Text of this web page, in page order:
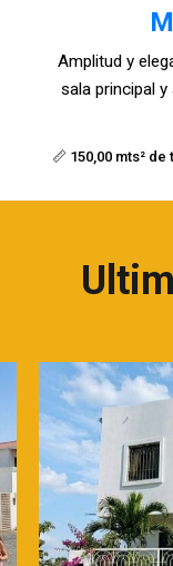
📏 150,00 mts²
Amplitud y
sala principal